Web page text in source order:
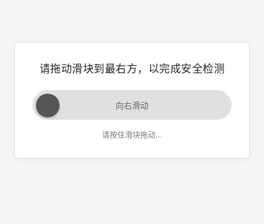
请拖动滑块到最右方，以完成安全检测
向右滑动
请按住滑块拖动...